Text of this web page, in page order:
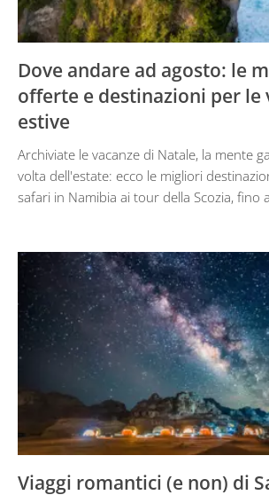
Dove andare ad agosto: le
offerte e destinazioni per le
estive
Archiviate le vacanze di Natale, la mente
volta dell'estate: ecco le migliori
safari in Namibia ai tour della Scozia, fino
Viaggi romantici (e non) di